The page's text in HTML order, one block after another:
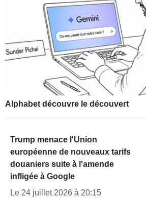
Alphabet découvre le découvert
Trump menace l'Union
européenne de nouveaux tarifs
douaniers suite à l'amende
infligée à Google
Le 24 juillet 2026 à 20:15